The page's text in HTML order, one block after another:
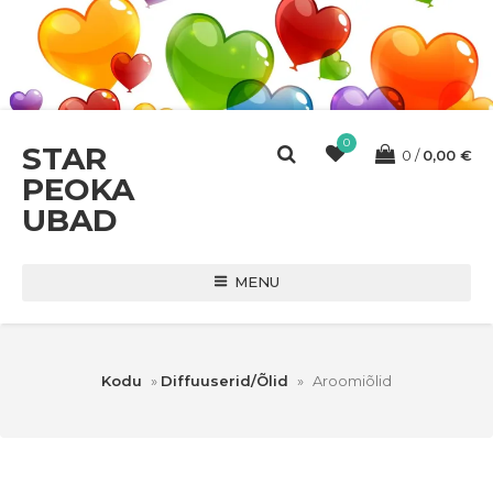
STAR
PEOKA
UBAD
0
0 0,00 €
MENU
Kodu » Diffuuserid/Õlid » Aroomiõlid